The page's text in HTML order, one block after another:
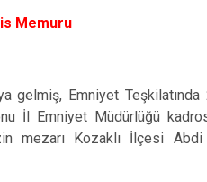
Memuru
Emniyet Teşkilatında
İl Emniyet Müdürlüğü
mezarı Kozaklı İlçesi Abdi